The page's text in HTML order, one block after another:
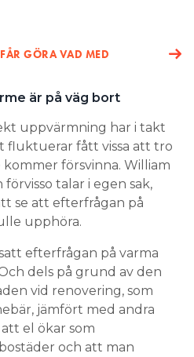
GÖRA VAD MED
är på väg bort
uppvärmning har i takt
fluktuerar fått vissa att tro
försvinna. William
talar i egen sak,
se att efterfrågan på
upphöra.
efterfrågan på varma
dels på grund av den
vid renovering, som
jämfört med andra
el ökar som
och att man